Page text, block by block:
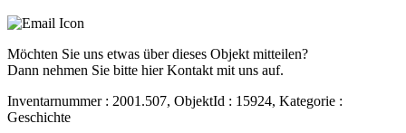
Möchten Sie uns etwas über dieses Objekt mitteilen?
Dann nehmen Sie bitte hier Kontakt mit uns auf.
Inventarnummer : 2001.507, ObjektId : 15924, Kategorie :
Geschichte